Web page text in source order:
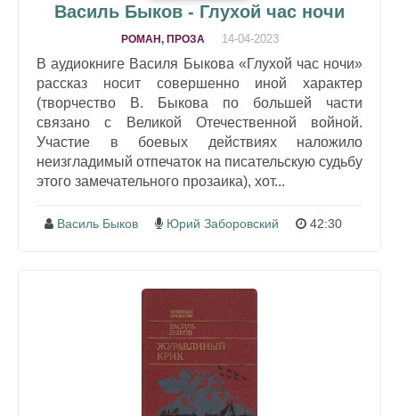
Василь Быков - Глухой час ночи
РОМАН, ПРОЗА 14-04-2023
В аудиокниге Василя Быкова «Глухой час ночи»
рассказ носит совершенно иной характер
(творчество В. Быкова по большей части
связано с Великой Отечественной войной.
Участие в боевых действиях наложило
неизгладимый отпечаток на писательскую судьбу
этого замечательного прозаика), хот...
Василь Быков Юрий Заборовский 42:30